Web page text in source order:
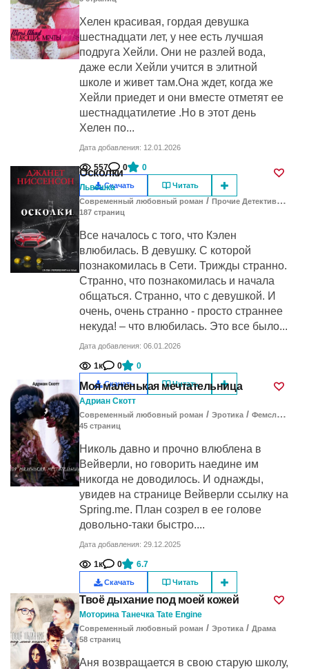
Хелен красивая, гордая девушка
шестнадцати лет, у нее есть лучшая
подруга Хейли. Они не разлей вода,
даже если Хейли учится в элитной
школе и живет там.Она ждет, когда же
Хейли приедет и они вместе отметят ее
шестнадцатилетие .Но в этот день
Хелен по...
Дата добавления: 12.01.2026
557 0 0
Скачать Читать
Осколки
Львешка
Современный любовный роман / Прочие Детективы /
187 cтраниц
Все началось с того, что Кэлен
влюбилась. В девушку. С которой
познакомилась в Сети. Трижды странно.
Странно, что познакомилась и начала
общаться. Странно, что с девушкой. И
очень, очень странно - просто страннее
некуда! – что влюбилась. Это все было...
Дата добавления: 06.01.2026
1к 0 0
Скачать Читать
Моя маленькая мечтательница
Адриан Скотт
Современный любовный роман / Эротика / Фемслеш
45 cтраниц
Николь давно и прочно влюблена в
Вейверли, но говорить наедине им
никогда не доводилось. И однажды,
увидев на странице Вейверли ссылку на
Spring.me. План созрел в ее голове
довольно-таки быстро....
Дата добавления: 29.12.2025
1к 0 6.7
Скачать Читать
Твоё дыхание под моей кожей
Моторина Танечка Tate Engine
Современный любовный роман / Эротика / Драма
58 cтраниц
Аня возвращается в свою старую школу,